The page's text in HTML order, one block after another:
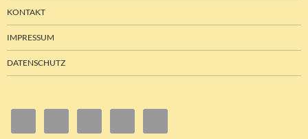
KONTAKT
IMPRESSUM
DATENSCHUTZ